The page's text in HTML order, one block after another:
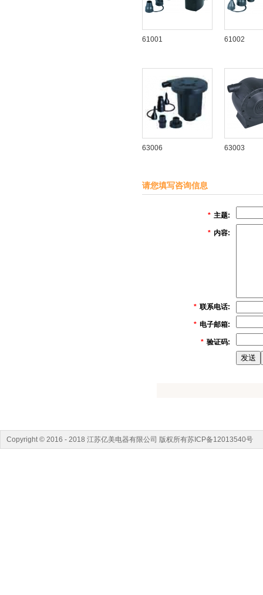
61001 61002
63006 63003
请您填写咨询信息
* 主题:
* 内容:
* 联系电话:
* 电子邮箱:
* 验证码:
Copyright © 2016 - 2018 江苏亿美电器有限公司 版权所有苏ICP备12013540号